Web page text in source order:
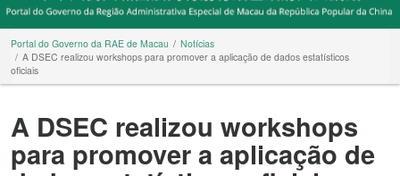
Portal do Governo da RAE de Macau
Notícias
A DSEC realizou workshops para promover a aplicação de dados estatísticos
oficiais
A DSEC realizou workshops
para promover a aplicação de